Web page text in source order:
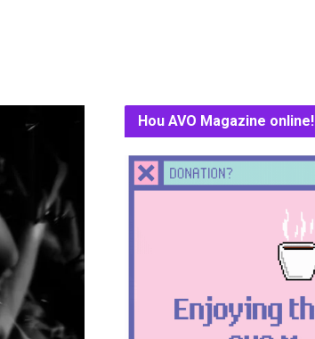
Hou AVO Magazine online!